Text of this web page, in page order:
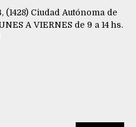
(1428) Ciudad Autónoma de
A VIERNES de 9 a 14 hs.